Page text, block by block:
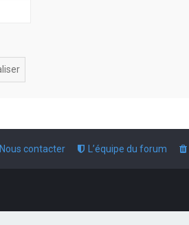
L’équipe du forum
Nous contacter